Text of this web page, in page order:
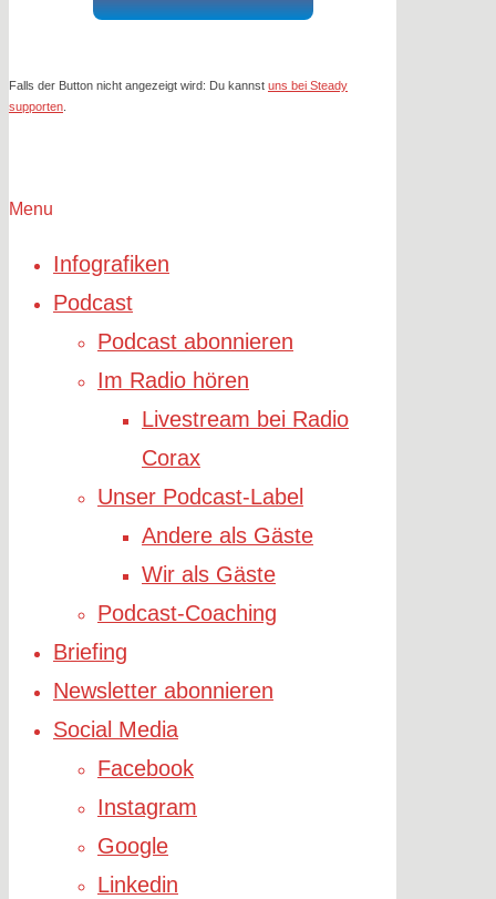
Falls der Button nicht angezeigt wird: Du kannst uns bei Steady
supporten
Menu
Infografiken
Podcast
Podcast abonnieren
Im Radio hören
Livestream bei Radio
Corax
Unser Podcast-Label
Andere als Gäste
Wir als Gäste
Podcast-Coaching
Briefing
Newsletter abonnieren
Social Media
Facebook
Instagram
Google
Linkedin